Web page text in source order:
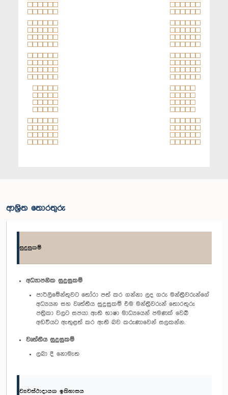
ආශ්‍රිත තොරතුරු
සුදුසුකම්
අධ්‍යාපනික සුදුසුකම්
පාර්ලිමේන්තුවට තෝරා පත් කර ගන්නා ලද ගරු මන්ත්‍රීවරුන්ගේ
අධ්‍යයන සහ වෘත්තීය සුදුසුකම් එම මන්ත්‍රීවරුන් තොරතුරු
පත්‍රිකා වලට සපයා ඇති භාෂා මාධ්‍යයෙන් පමණක් වෙබ්
අඩවියට ඇතුළත් කර ඇති බව කරුණාවෙන් සලකන්න.
වෘත්තීය සුදුසුකම්
ලබා දී නොමැත
ව්‍යවස්ථාදායක ඉතිහාසය